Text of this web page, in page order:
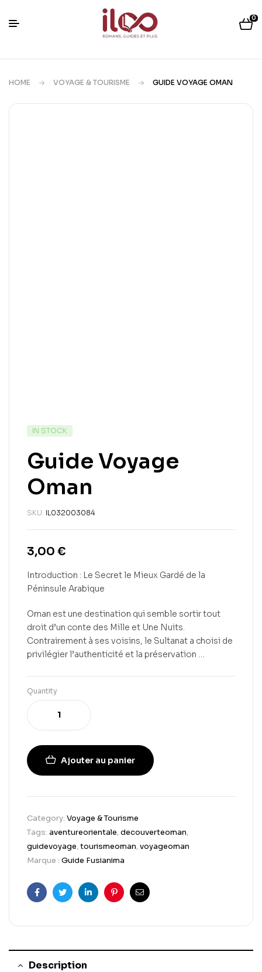
0
HOME VOYAGE & TOURISME GUIDE VOYAGE OMAN
IN STOCK
Guide Voyage
Oman
SKU: IL032003084
3,00 €
Introduction : Le Secret le Mieux Gardé de la
Péninsule Arabique
Oman est une destination qui semble sortir tout
droit d’un conte des Mille et Une Nuits.
Contrairement à ses voisins, le Sultanat a choisi de
privilégier l’authenticité et la préservation …
Quantity
Ajouter au panier
Category: Voyage & Tourisme
Tags: aventureorientale,decouverteoman,
guidevoyage,tourismeoman,voyageoman
Marque : Guide Fusianima
FacebookTwitterLinkedinPinterestEmail
Description